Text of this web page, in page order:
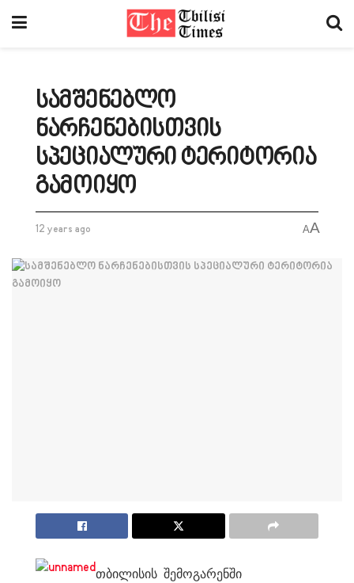
სამშენებლო
ნარჩენებისთვის
სპეციალური ტერიტორია
გამოიყო
12 years ago AA
თბილისის შემოგარენში